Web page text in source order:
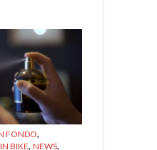
FONDO,
BIKE, NEWS,